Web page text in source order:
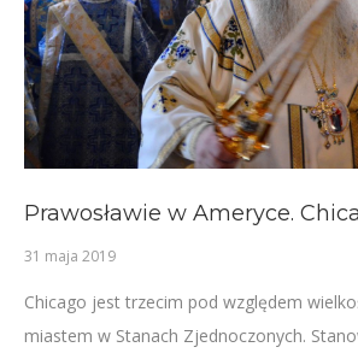
Prawosławie w Ameryce.
31 maja 2019
Chicago jest trzecim pod względem
miastem w Stanach Zjednoczonych.